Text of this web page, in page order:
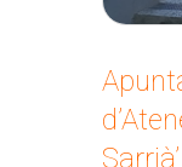
Sarrià’